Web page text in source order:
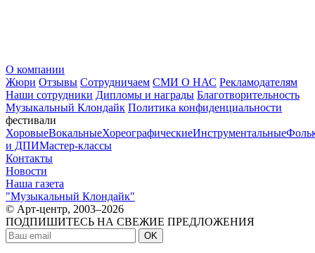
О компании
Жюри Отзывы Сотрудничаем СМИ О НАС Рекламодателям
Наши сотрудники Дипломы и награды Благотворительность
Музыкальный Клондайк Политика конфиденциальности
фестивали
ХоровыеВокальныеХореографическиеИнструментальные
и ДПИМастер-классы
Контакты
Новости
Наша газета
"Музыкальный Клондайк"
© Арт-центр, 2003–2026
ПОДПИШИТЕСЬ НА СВЕЖИЕ ПРЕДЛОЖЕНИЯ
OK